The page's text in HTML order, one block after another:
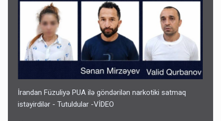
İrandan Füzuliyə PUA ilə göndərilən narkotiki satmaq
istəyirdilər - Tutuldular -VİDEO